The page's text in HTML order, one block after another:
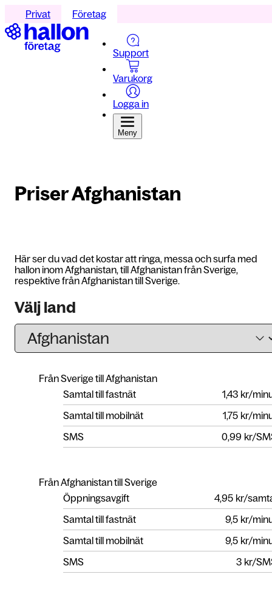
Privat Företag
Support
Varukorg
Logga in
Meny
Priser Afghanistan
Här ser du vad det kostar att ringa, messa och surfa med
hallon inom Afghanistan, till Afghanistan från Sverige,
respektive från Afghanistan till Sverige.
Välj land
Från Sverige till Afghanistan
Samtal till fastnät
1,43 kr/
Samtal till mobilnät
1,75 kr/
SMS
0,99 kr/
Från Afghanistan till Sverige
Öppningsavgift
4,95 kr/
Samtal till fastnät
9,5 kr/
Samtal till mobilnät
9,5 kr/
SMS
3 kr/